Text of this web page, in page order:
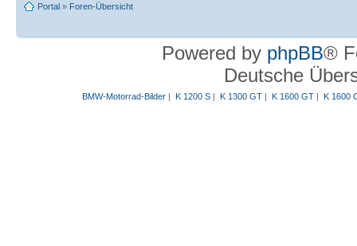
Portal » Foren-Übersicht
Powered by phpBB®
Deutsche
BMW-Motorrad-Bilder| K 1200 S| K 1300 GT| K 1600 GT| K 1600